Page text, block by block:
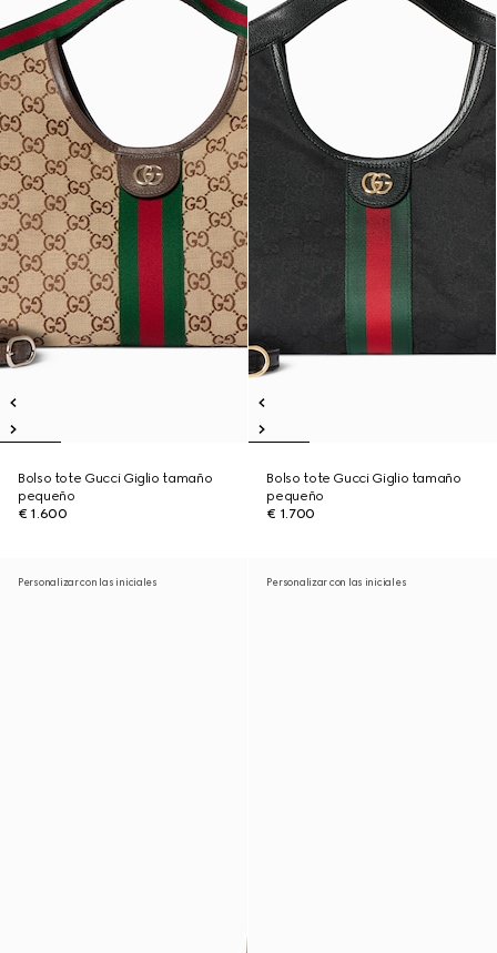
Bolso tote Gucci Giglio tamaño
pequeño
€ 1.600
Bolso tote Gucci Giglio tamaño
pequeño
€ 1.700
Personalizar con las iniciales Personalizar con las iniciales